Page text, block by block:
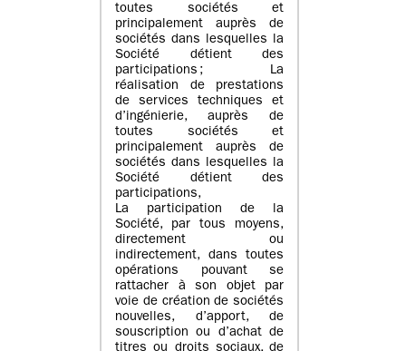
toutes sociétés et
principalement auprès de
sociétés dans lesquelles la
Société détient des
participations ; La
réalisation de prestations
de services techniques et
d’ingénierie, auprès de
toutes sociétés et
principalement auprès de
sociétés dans lesquelles la
Société détient des
participations,
La participation de la
Société, par tous moyens,
directement ou
indirectement, dans toutes
opérations pouvant se
rattacher à son objet par
voie de création de sociétés
nouvelles, d’apport, de
souscription ou d’achat de